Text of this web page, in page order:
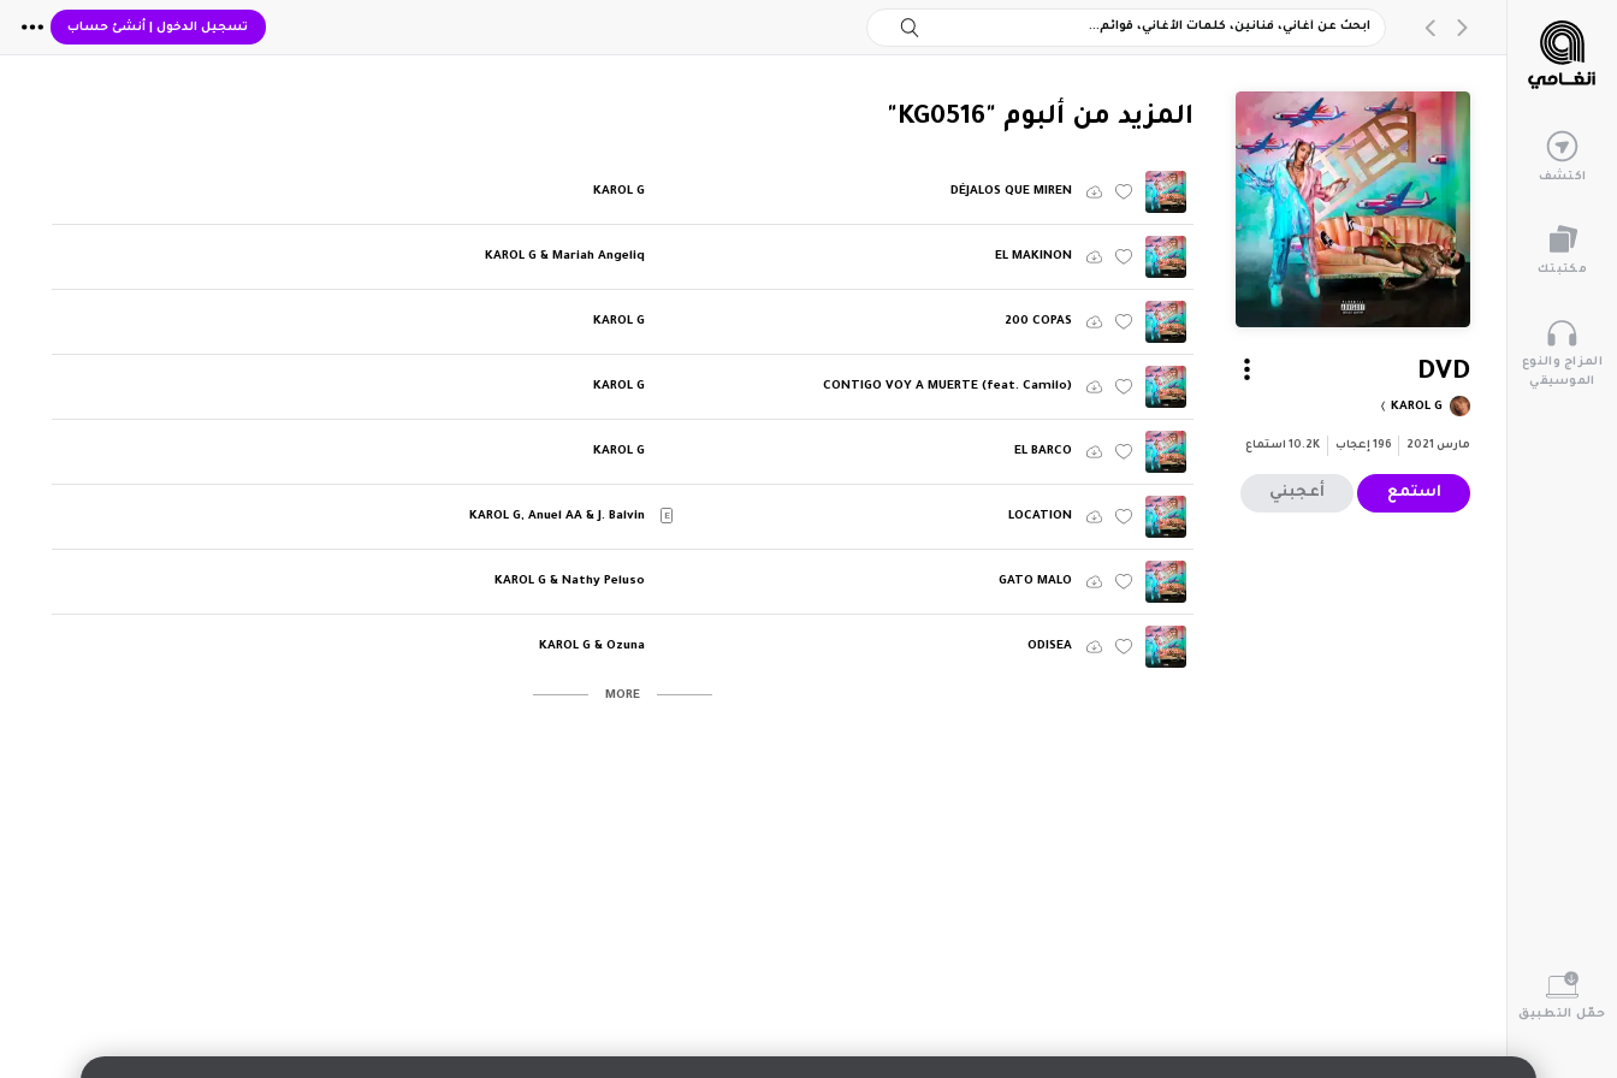
تسجيل الدخول| أنشئ حساب
اكتشف
مكتبتك
المزاج والنوع
الموسيقي
حمّل التطبيق
DVD
KAROL G
مارس 2021 196 إعجاب 10.2K استماع
استمع أعجبني
‏المزيد من ألبوم "KG0516"
DÉJALOS QUE MIREN
KAROL G
EL MAKINON
KAROL G & Mariah Angeliq
200 COPAS
KAROL G
CONTIGO VOY A MUERTE (feat. Camilo)
KAROL G
EL BARCO
KAROL G
LOCATION
E
KAROL G, Anuel AA & J. Balvin
GATO MALO
KAROL G & Nathy Peluso
ODISEA
KAROL G & Ozuna
MORE